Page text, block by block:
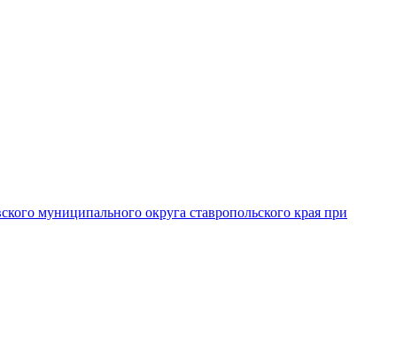
муниципального округа ставропольского края при